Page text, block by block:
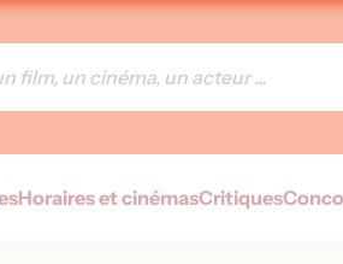
Horaires et cinémasCritiques